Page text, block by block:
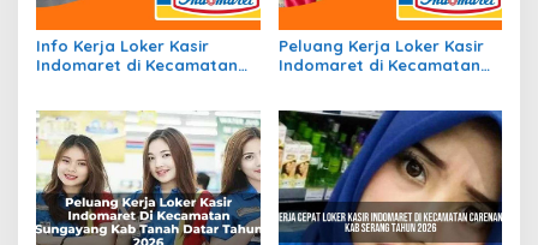
Info Kerja Loker Kasir
Indomaret di Kecamatan
Peluang Kerja Loker Kasir
Indomaret di Kecamatan